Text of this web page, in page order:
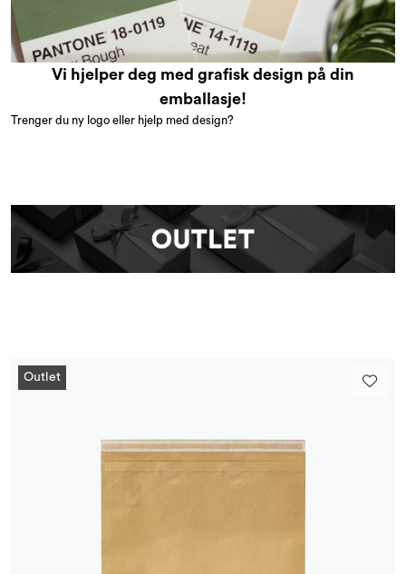
Vi hjelper deg med grafisk design på din
emballasje!
Trenger du ny logo eller hjelp med design?
Outlet